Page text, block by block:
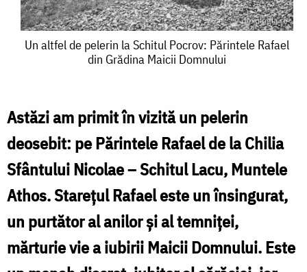
Un
pelerin
la
Schitul
Pocrov:
Părintele
Rafael
din
Un altfel de pelerin la Schitul Pocrov: Părintele Rafael
din Grădina Maicii Domnului
Astăzi am primit în vizită un pelerin
deosebit: pe Părintele Rafael de la Chilia
Sfântului Nicolae – Schitul Lacu, Muntele
Athos. Starețul Rafael este un însingurat,
un purtător al anilor și al temniței,
mărturie vie a iubirii Maicii Domnului. Este